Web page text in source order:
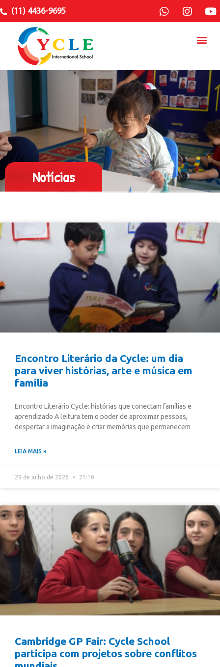
(11) 4436-9695
Notícias
Encontro Literário da Cycle: um dia
para viver histórias, arte e música em
família
Encontro Literário Cycle: histórias que conectam famílias e
aprendizado A leitura tem o poder de aproximar pessoas,
despertar a imaginação e criar memórias que permanecem
LEIA MAIS »
29 de julho de 2026 21:10
Cambridge GP Fair: Cycle School
participa com projetos sobre conflitos